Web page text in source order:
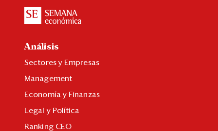
Legal y Política
Eventos
Ranking CEO
Edición Impresa
Análisis
Sectores y Empresas
Management
Economía y Finanzas
Legal y Política
Ranking CEO